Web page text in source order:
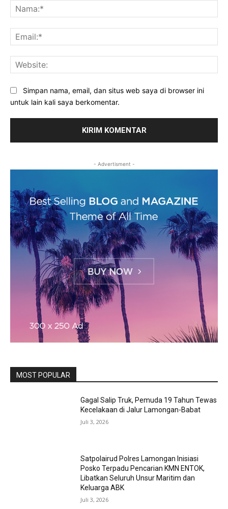
Simpan nama, email, dan situs web saya di browser ini
untuk lain kali saya berkomentar.
- Advertisment -
MOST POPULAR
Gagal Salip Truk, Pemuda 19 Tahun Tewas
Kecelakaan di Jalur Lamongan-Babat
Juli 3, 2026
Satpolairud Polres Lamongan Inisiasi
Posko Terpadu Pencarian KMN ENTOK,
Libatkan Seluruh Unsur Maritim dan
Keluarga ABK
Juli 3, 2026